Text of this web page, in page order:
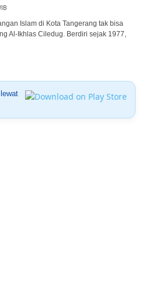
Islam di Kota Tangerang tak bisa
Al-Ikhlas Ciledug. Berdiri sejak 1977,